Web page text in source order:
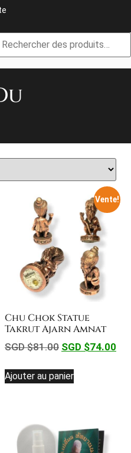
Vente!
Chu Chok Statue
Takrut Ajarn Amnat
SGD $81.00 SGD $74.00
Ajouter au panier